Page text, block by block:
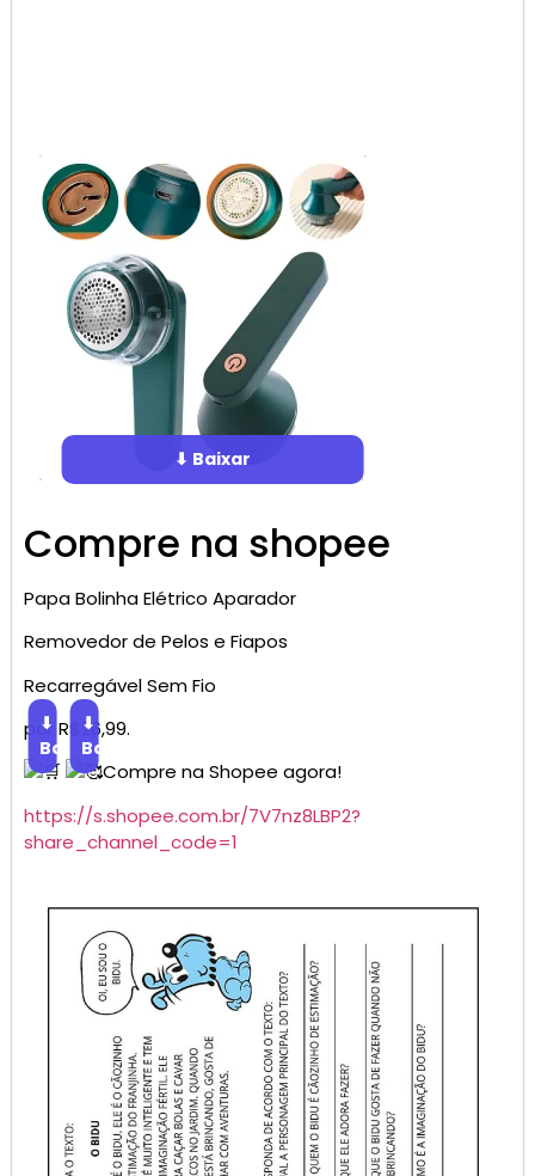
⬇ Baixar
Compre na shopee
Papa Bolinha Elétrico Aparador
Removedor de Pelos e Fiapos
Recarregável Sem Fio
por R$26,99.
⬇
Baixar
⬇
Baixar
Compre na Shopee agora!
https://s.shopee.com.br/7V7nz8LBP2?
share_channel_code=1